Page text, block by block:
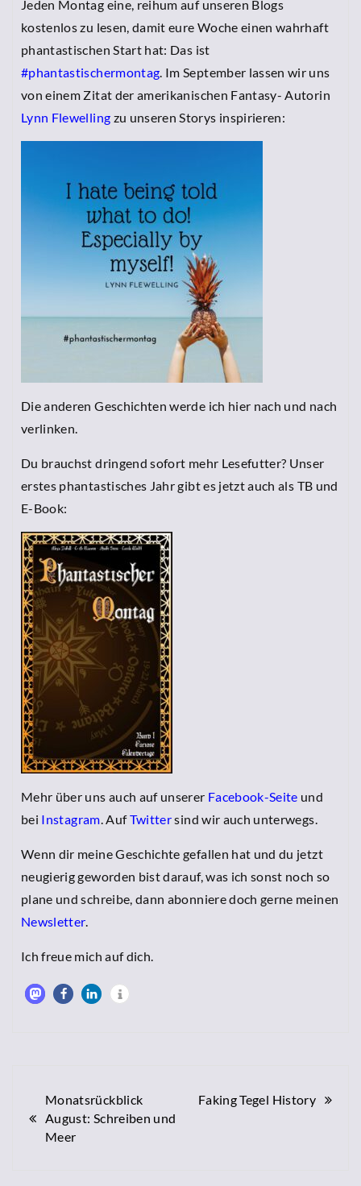
Jeden Montag eine, reihum auf unseren Blogs
kostenlos zu lesen, damit eure Woche einen wahrhaft
phantastischen Start hat: Das ist
#phantastischermontag. Im September lassen wir uns
von einem Zitat der amerikanischen Fantasy- Autorin
Lynn Flewelling zu unseren Storys inspirieren:
Die anderen Geschichten werde ich hier nach und nach
verlinken.
Du brauchst dringend sofort mehr Lesefutter? Unser
erstes phantastisches Jahr gibt es jetzt auch als TB und
E-Book:
Mehr über uns auch auf unserer Facebook-Seite und
bei Instagram. AufTwittersind wir auch unterwegs.
Wenn dir meine Geschichte gefallen hat und du jetzt
neugierig geworden bist darauf, was ich sonst noch so
plane und schreibe, dann abonniere doch gerne meinen
Newsletter.
Ich freue mich auf dich.
Beitragsnavigation
Monatsrückblick
August: Schreiben und
Meer
Faking Tegel History